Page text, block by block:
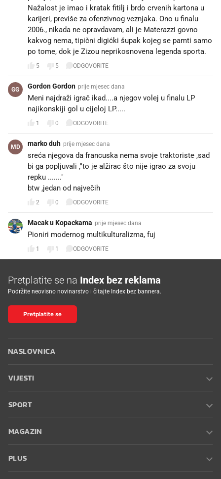
Nažalost je imao i kratak fitilj i brdo crvenih kartona u
karijeri, previše za ofenzivnog veznjaka. Ono u finalu
2006., nikada ne opravdavam, ali je Materazzi govno
kakvog nema, tipični digićki šupak kojeg se pamti samo
po tome, dok je Zizou neprikosnovena legenda sporta.
5 5 ODGOVORITE
GG Gordon Gordon prije mjesec dana
Meni najdraži igrač ikad....a njegov volej u finalu LP
najikonskiji gol u cijeloj LP.....
1 0 ODGOVORITE
MD marko duh prije mjesec dana
sreća njegova da francuska nema svoje traktoriste ,sad
bi ga popljuvali ,"to je alžirac što nije igrao za svoju
repku ......."
btw ,jedan od največih
2 0 ODGOVORITE
Macak u Kopackama prije mjesec dana
Pioniri modernog multikulturalizma, fuj
1 1 ODGOVORITE
Pretplatite se na Index bez reklama
Podržite neovisno novinarstvo i čitajte Index bez bannera.
Pretplatite se
NASLOVNICA
VIJESTI
SPORT
MAGAZIN
PLUS